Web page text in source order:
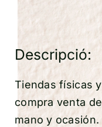
Descripció:
Tiendas físicas
compra venta
mano y ocasión.